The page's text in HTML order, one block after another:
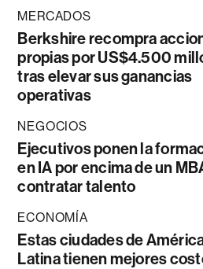
MERCADOS
Berkshire recompra
propias por US$4.500
tras elevar sus ganancias
operativas
NEGOCIOS
Ejecutivos ponen la
en IA por encima de un
contratar talento
ECONOMÍA
Estas ciudades de
Latina tienen mejores